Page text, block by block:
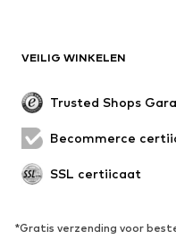
Evenementen
SCHOENEN
Sneakers
VEILIG WINKELEN
Trusted Shops
Becommerce
SSL certificaat
*Gratis verzending voor